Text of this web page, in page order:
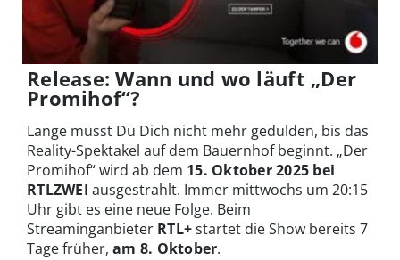
Release: Wann und wo läuft „Der
Promihof“?
Lange musst Du Dich nicht mehr gedulden, bis das
Reality-Spektakel auf dem Bauernhof beginnt. „Der
Promihof“ wird ab dem 15. Oktober 2025 bei
RTLZWEIausgestrahlt. Immer mittwochs um 20:15
Uhr gibt es eine neue Folge. Beim
Streaminganbieter RTL+startet die Show bereits 7
Tage früher, am 8. Oktober.